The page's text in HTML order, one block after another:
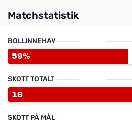
Matchstatistik
BOLLINNEHAV
59%
SKOTT TOTALT
16
SKOTT PÅ MÅL